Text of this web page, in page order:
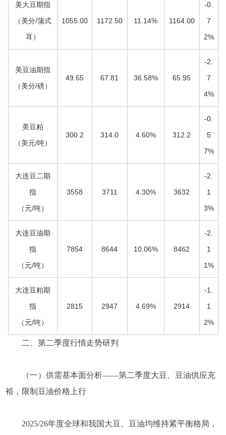
美大豆期指
（美分/蒲式
耳）
1055.00 1172.50 11.14% 1164.00
-0.
7
2%
美豆油期指
（美分/磅）
49.65 67.81 36.58% 65.95
-2.
7
4%
美豆粕
（美元/吨）
300.2 314.0 4.60% 312.2
-0.
5
7%
大连豆二期
指
（元/吨）
3558 3711 4.30% 3632
-2.
1
3%
大连豆油期
指
（元/吨）
7854 8644 10.06% 8462
-2.
1
1%
大连豆粕期
指
（元/吨）
2815 2947 4.69% 2914
-1.
1
2%
二、第二季度行情走势研判
（一）供需基本面分析——第二季度大豆、豆油供应充
裕，限制豆油价格上行
2025/26年度全球和我国大豆、豆油均维持紧平衡格局，